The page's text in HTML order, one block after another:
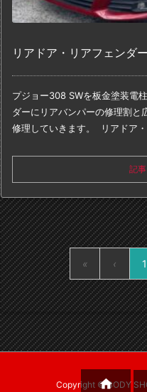
リアドア・リアフェンダ
プジョー308 SWを板金塗装電
ダーにリアバンパーの修理割と
修理していきます。
リアドア
記
« ‹ 1
Copyright ©BODY
